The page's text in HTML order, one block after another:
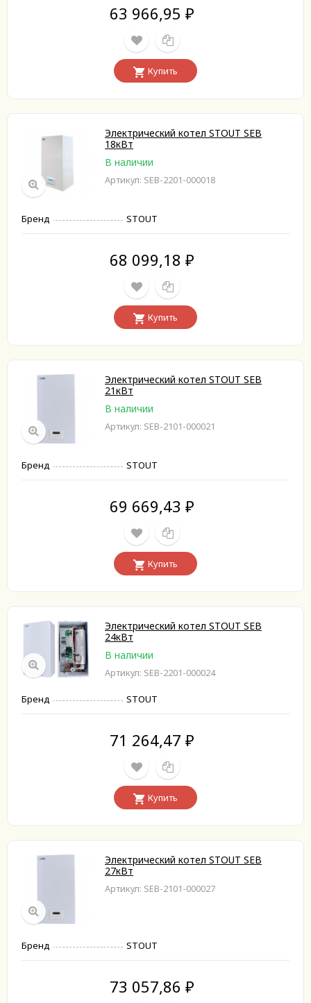
63 966,95 ₽
Купить
Электрический котел STOUT SEB
18кВт
В наличии
Артикул: SEB-2201-000018
Бренд STOUT
68 099,18 ₽
Купить
Электрический котел STOUT SEB
21кВт
В наличии
Артикул: SEB-2101-000021
Бренд STOUT
69 669,43 ₽
Купить
Электрический котел STOUT SEB
24кВт
В наличии
Артикул: SEB-2201-000024
Бренд STOUT
71 264,47 ₽
Купить
Электрический котел STOUT SEB
27кВт
Артикул: SEB-2101-000027
Бренд STOUT
73 057,86 ₽